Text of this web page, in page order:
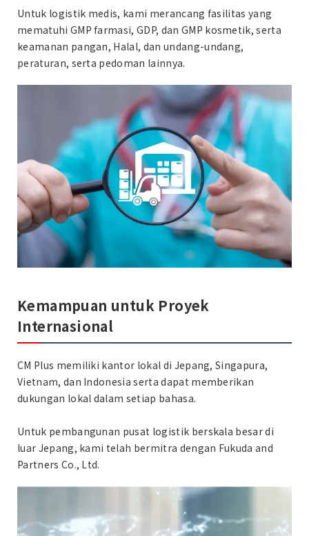
Untuk logistik medis, kami merancang fasilitas yang
mematuhi GMP farmasi, GDP, dan GMP kosmetik, serta
keamanan pangan, Halal, dan undang-undang,
peraturan, serta pedoman lainnya.
Kemampuan untuk Proyek
Internasional
CM Plus memiliki kantor lokal di Jepang, Singapura,
Vietnam, dan Indonesia serta dapat memberikan
dukungan lokal dalam setiap bahasa.
Untuk pembangunan pusat logistik berskala besar di
luar Jepang, kami telah bermitra dengan Fukuda and
Partners Co., Ltd.